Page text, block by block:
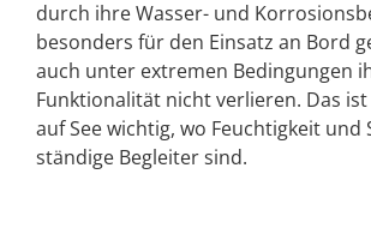
durch ihre Wasser- und
besonders für den Einsatz an Bord
auch unter extremen Bedingungen
Funktionalität nicht verlieren. Das
auf See wichtig, wo Feuchtigkeit und
ständige Begleiter sind.